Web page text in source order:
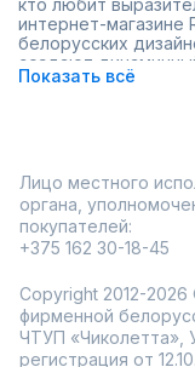
кто любит
интернет-магазине
белорусских
создают
Что отличает
Идеальная
для любой
Цветовые
монохромных до
элегантностью,
быстрая доставка
Выберите платье с
Показать всё
Лицо местного
органа,
покупателей:
+375 162 30-18-45
Copyright 2012-2026
фирменной
ЧТУП «Чиколетта»,
регистрация от